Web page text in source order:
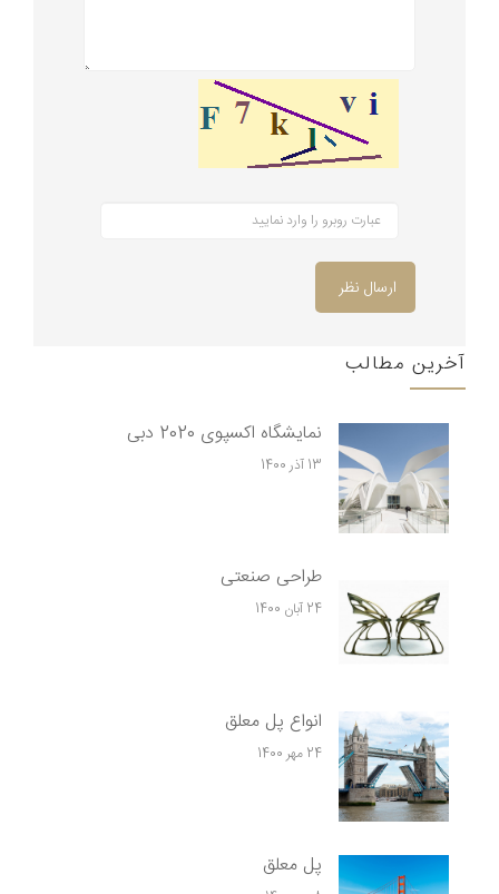
ارسال نظر
آخرین مطالب
نمایشگاه اکسپوی 2020 دبی
13 آذر 1400
طراحی صنعتی
24 آبان 1400
انواع پل معلق
24 مهر 1400
پل معلق